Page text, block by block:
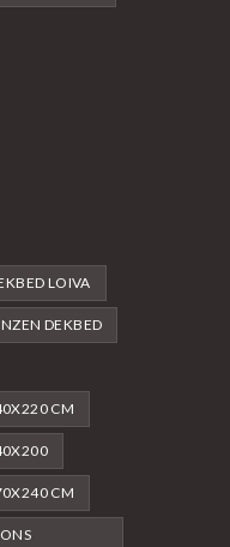
LOIVA
DEKBED
CM
CM